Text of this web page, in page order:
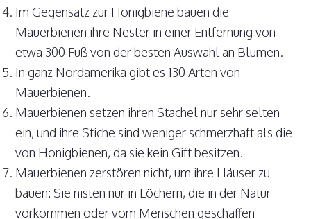
Im Gegensatz zur Honigbiene bauen die
Mauerbienen ihre Nester in einer Entfernung von
etwa 300 Fuß von der besten Auswahl an Blumen.
In ganz Nordamerika gibt es 130 Arten von
Mauerbienen.
Mauerbienen setzen ihren Stachel nur sehr selten
ein, und ihre Stiche sind weniger schmerzhaft als die
von Honigbienen, da sie kein Gift besitzen.
Mauerbienen zerstören nicht, um ihre Häuser zu
bauen: Sie nisten nur in Löchern, die in der Natur
vorkommen oder vom Menschen geschaffen